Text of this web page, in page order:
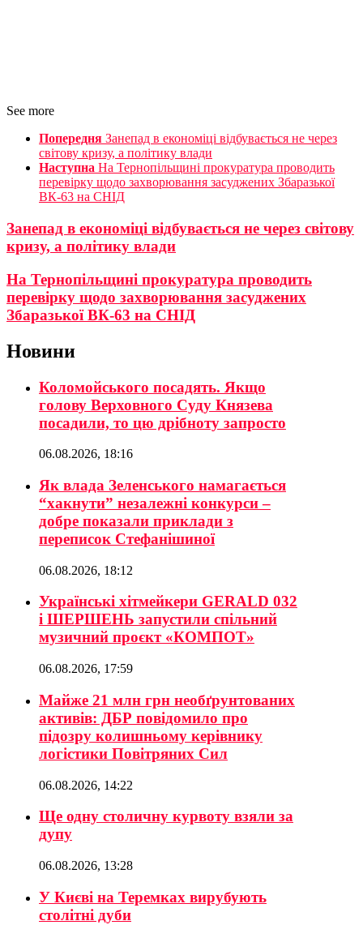
See more
Попередня Занепад в економіці відбувається не через
світову кризу, а політику влади
Наступна На Тернопільщині прокуратура проводить
перевірку щодо захворювання засуджених Збаразької
ВК-63 на СНІД
Занепад в економіці відбувається не через світову
кризу, а політику влади
На Тернопільщині прокуратура проводить
перевірку щодо захворювання засуджених
Збаразької ВК-63 на СНІД
Новини
Коломойського посадять. Якщо
голову Верховного Суду Князева
посадили, то цю дрібноту запросто
06.08.2026, 18:16
Як влада Зеленського намагається
“хакнути” незалежні конкурси –
добре показали приклади з
переписок Стефанішиної
06.08.2026, 18:12
Українські хітмейкери GERALD 032
і ШЕРШЕНЬ запустили спільний
музичний проєкт «КОМПОТ»
06.08.2026, 17:59
Майже 21 млн грн необґрунтованих
активів: ДБР повідомило про
підозру колишньому керівнику
логістики Повітряних Сил
06.08.2026, 14:22
Ще одну столичну курвоту взяли за
дупу
06.08.2026, 13:28
У Києві на Теремках вирубують
столітні дуби